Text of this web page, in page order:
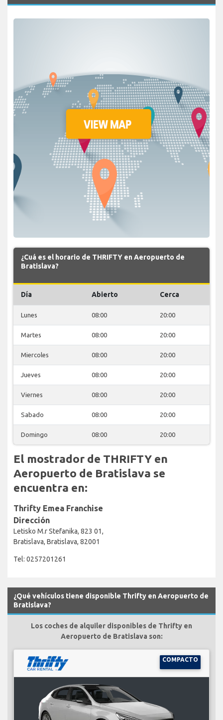
¿Cuá es el horario de THRIFTY en Aeropuerto de
Bratislava?
Día Abierto Cerca
Lunes 08:00 20:00
Martes 08:00 20:00
Miercoles 08:00 20:00
Jueves 08:00 20:00
Viernes 08:00 20:00
Sabado 08:00 20:00
Domingo 08:00 20:00
El mostrador de THRIFTY en
Aeropuerto de Bratislava se
encuentra en:
Thrifty Emea Franchise
Dirección
Letisko M.r Stefanika, 823 01,
Bratislava, Bratislava, 82001
Tel: 0257201261
¿Qué vehículos tiene disponible Thrifty en Aeropuerto de
Bratislava?
Los coches de alquiler disponibles de Thrifty en
Aeropuerto de Bratislava son:
COMPACTO